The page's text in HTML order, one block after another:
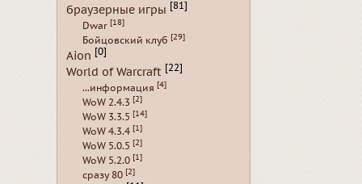
браузерные игры [81]
Dwar [18]
Бойцовский клуб [29]
Aion [0]
World of Warcraft [22]
...информация [4]
WoW 2.4.3 [2]
WoW 3.3.5 [14]
WoW 4.3.4 [1]
WoW 5.0.5 [2]
WoW 5.2.0 [1]
сразу 80 [2]